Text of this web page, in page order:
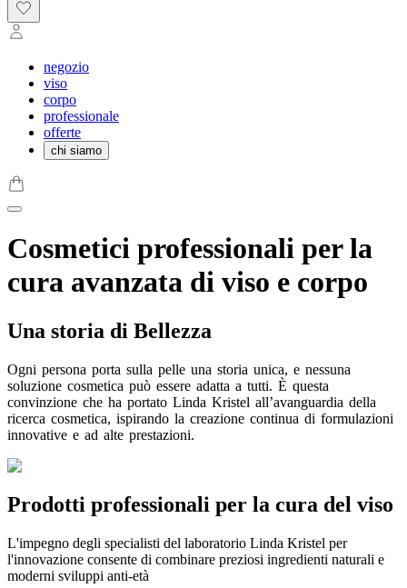
negozio
viso
corpo
professionale
offerte
chi siamo
Cosmetici professionali per la
cura avanzata di viso e corpo
Una storia di Bellezza
Ogni persona porta sulla pelle una storia unica, e nessuna
soluzione cosmetica può essere adatta a tutti. È questa
convinzione che ha portato Linda Kristel all’avanguardia della
ricerca cosmetica, ispirando la creazione continua di formulazioni
innovative e ad alte prestazioni.
Prodotti professionali per la cura del viso
L'impegno degli specialisti del laboratorio Linda Kristel per
l'innovazione consente di combinare preziosi ingredienti naturali e
moderni sviluppi anti-età